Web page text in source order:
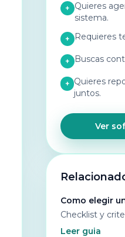
+ Quieres
sistema.
+ Requieres
+ Buscas
+ Quieres
juntos.
Ver
Como elegir
Checklist y
Leer guia